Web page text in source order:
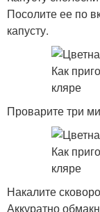
Посолите ее по
капусту.
Проварите три
Накалите
Аккуратно